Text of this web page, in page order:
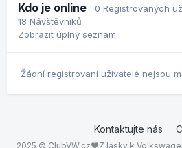
Kdo je online 0 Registrovaných
18 Návštěvníků
Zobrazit úplný seznam
Žádní registrovaní uživatelé nejsou
Kontaktujte nás
2025 © ClubVW.cz❤Z lásky k